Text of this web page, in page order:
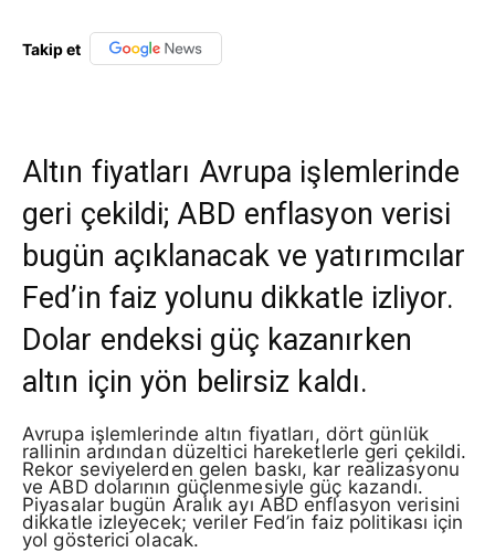
Takip et
Altın fiyatları Avrupa işlemlerinde
geri çekildi; ABD enflasyon verisi
bugün açıklanacak ve yatırımcılar
Fed’in faiz yolunu dikkatle izliyor.
Dolar endeksi güç kazanırken
altın için yön belirsiz kaldı.
Avrupa işlemlerinde altın fiyatları, dört günlük
rallinin ardından düzeltici hareketlerle geri çekildi.
Rekor seviyelerden gelen baskı, kar realizasyonu
ve ABD dolarının güçlenmesiyle güç kazandı.
Piyasalar bugün Aralık ayı ABD enflasyon verisini
dikkatle izleyecek; veriler Fed’in faiz politikası için
yol gösterici olacak.